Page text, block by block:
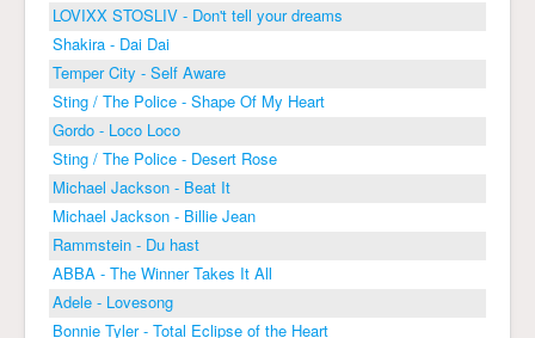
LOVIXX STOSLIV - Don't tell your dreams
Shakira - Dai Dai
Temper City - Self Aware
Sting / The Police - Shape Of My Heart
Gordo - Loco Loco
Sting / The Police - Desert Rose
Michael Jackson - Beat It
Michael Jackson - Billie Jean
Rammstein - Du hast
ABBA - The Winner Takes It All
Adele - Lovesong
Bonnie Tyler - Total Eclipse of the Heart